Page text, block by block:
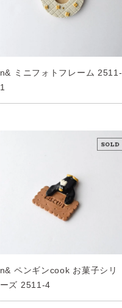
n& ミニフォトフレーム 2511-
1
n& ペンギンcook お菓子シリ
ーズ 2511-4